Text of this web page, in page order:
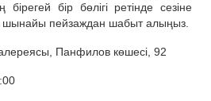
бірегей бір бөлігі ретінде сезіне
шынайы пейзаждан шабыт алыңыз.
Панфилов көшесі, 92